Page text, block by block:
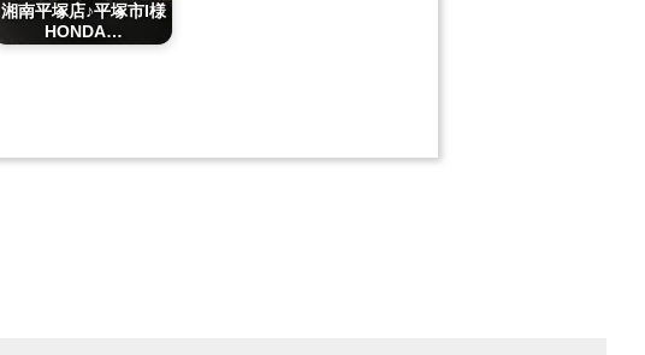
湘南平塚店♪平塚市I様
HONDA…